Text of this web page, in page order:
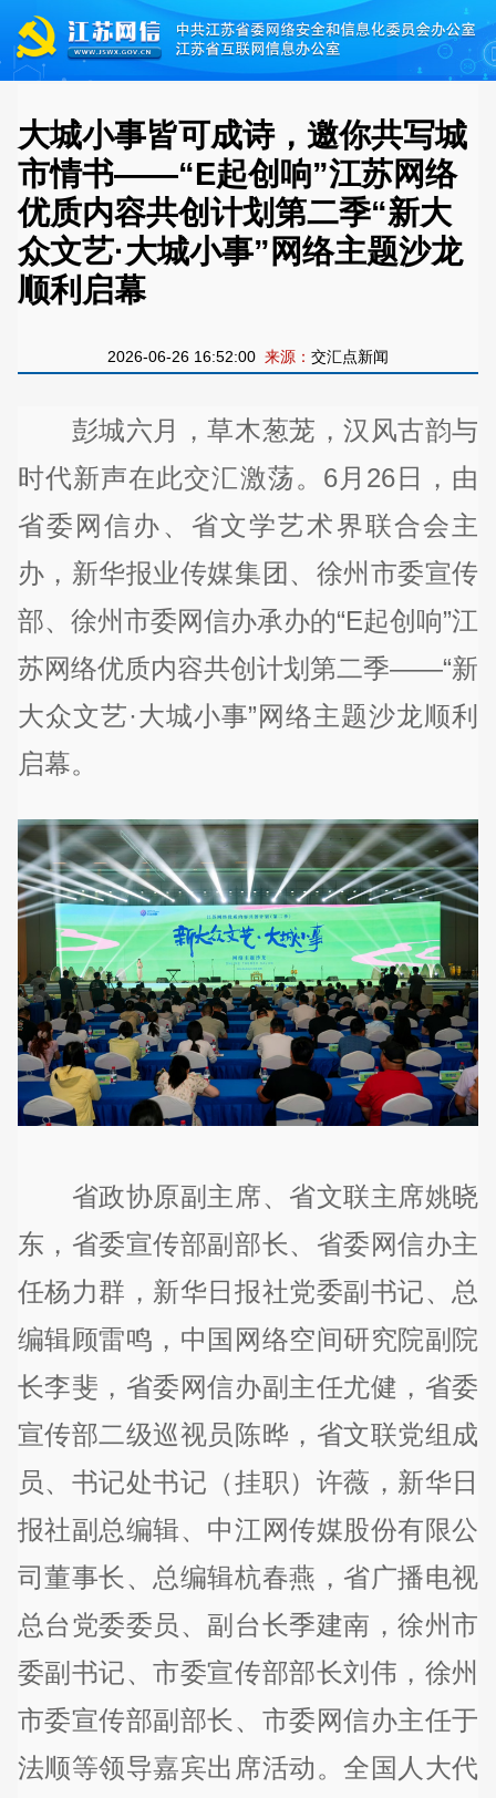
大城小事皆可成诗，邀你共写城
市情书——“E起创响”江苏网络
优质内容共创计划第二季“新大
众文艺·大城小事”网络主题沙龙
顺利启幕
2026-06-26 16:52:00 来源： 交汇点新闻
彭城六月，草木葱茏，汉风古韵与
时代新声在此交汇激荡。6月26日，由
省委网信办、省文学艺术界联合会主
办，新华报业传媒集团、徐州市委宣传
部、徐州市委网信办承办的“E起创响”江
苏网络优质内容共创计划第二季——“新
大众文艺·大城小事”网络主题沙龙顺利
启幕。
省政协原副主席、省文联主席姚晓
东，省委宣传部副部长、省委网信办主
任杨力群，新华日报社党委副书记、总
编辑顾雷鸣，中国网络空间研究院副院
长李斐，省委网信办副主任尤健，省委
宣传部二级巡视员陈晔，省文联党组成
员、书记处书记（挂职）许薇，新华日
报社副总编辑、中江网传媒股份有限公
司董事长、总编辑杭春燕，省广播电视
总台党委委员、副台长季建南，徐州市
委副书记、市委宣传部部长刘伟，徐州
市委宣传部副部长、市委网信办主任于
法顺等领导嘉宾出席活动。全国人大代